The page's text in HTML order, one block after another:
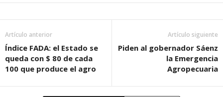
Artículo anterior
Índice FADA: el Estado se
queda con $ 80 de cada
100 que produce el agro
Artículo siguiente
Piden al gobernador Sáenz
la Emergencia
Agropecuaria